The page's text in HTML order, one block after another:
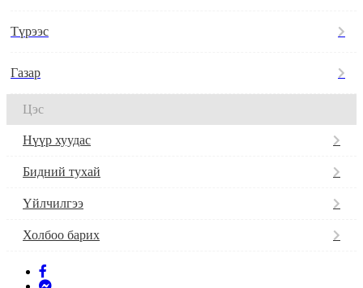
Түрээс
Газар
Цэс
Нүүр хуудас
Бидний тухай
Үйлчилгээ
Холбоо барих